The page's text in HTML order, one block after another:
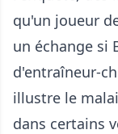
qu'un joueur
un échange si
d'entraîneur-
illustre le
dans certains